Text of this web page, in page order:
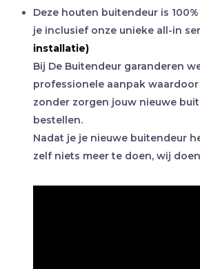
Deze houten buitendeur is
je inclusief onze unieke all-in
installatie)
Bij De Buitendeur garanderen
professionele aanpak
zonder zorgen jouw nieuwe
bestellen.
Nadat je je nieuwe buitendeur
zelf niets meer te doen, wij